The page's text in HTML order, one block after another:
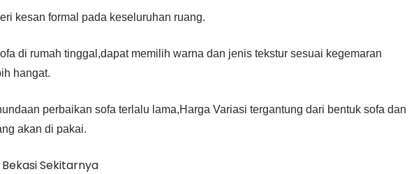
kesan formal pada keseluruhan ruang.
di rumah tinggal,dapat memilih warna dan jenis tekstur sesuai kegemaran
hangat.
perbaikan sofa terlalu lama,Harga Variasi tergantung dari bentuk sofa dan
akan di pakai.
Sekitarnya